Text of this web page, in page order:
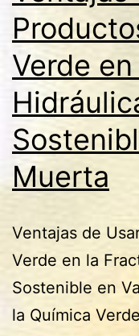
Verde
Muerta
Ventajas de
Verde en la
Sostenible en
la Química